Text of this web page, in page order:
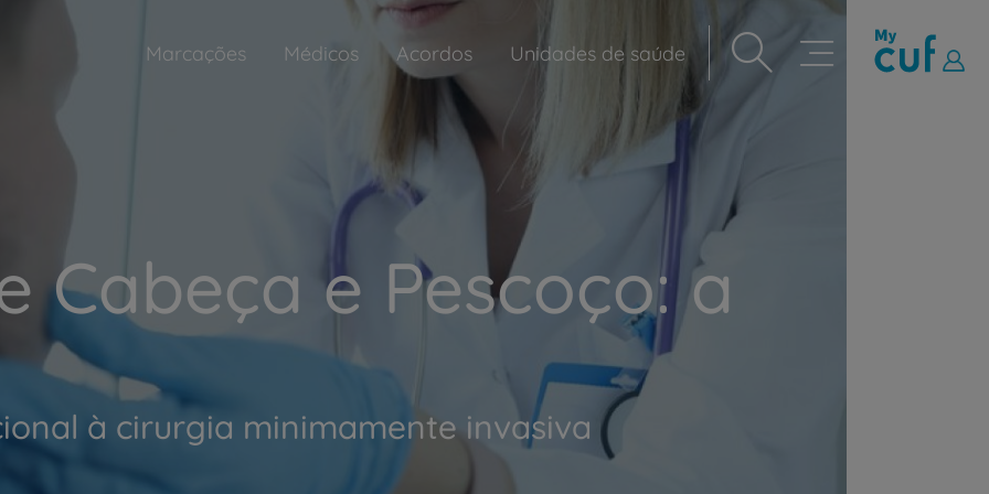
Navegação
principal
Marcações Médicos Acordos Unidades de saúde
Cabeça e Pescoço: a
à cirurgia minimamente invasiva